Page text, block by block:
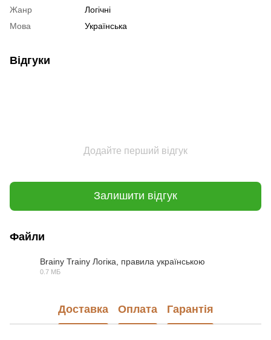
Жанр
Логічні
Мова
Українська
Відгуки
Додайте перший відгук
Залишити відгук
Файли
Brainy Trainy Логіка, правила українською
0.7 МБ
Доставка Оплата Гарантія